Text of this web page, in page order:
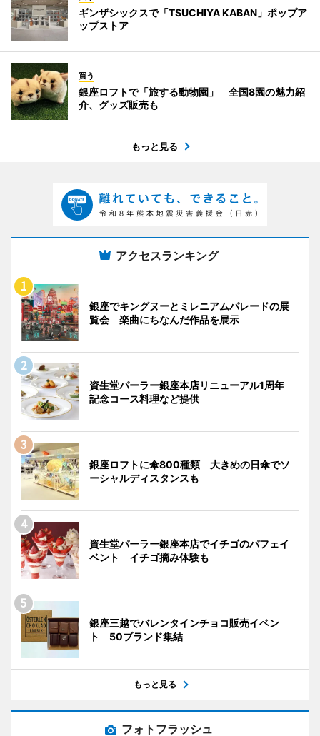
ギンザシックスで「TSUCHIYA KABAN」ポップア
ップストア
買う
銀座ロフトで「旅する動物園」 全国8園の魅力紹
介、グッズ販売も
もっと見る
アクセスランキング
銀座でキングヌーとミレニアムパレードの展
覧会 楽曲にちなんだ作品を展示
資生堂パーラー銀座本店リニューアル1周年
記念コース料理など提供
銀座ロフトに傘800種類 大きめの日傘でソ
ーシャルディスタンスも
資生堂パーラー銀座本店でイチゴのパフェイ
ベント イチゴ摘み体験も
銀座三越でバレンタインチョコ販売イベン
ト 50ブランド集結
もっと見る
フォトフラッシュ